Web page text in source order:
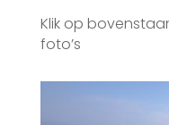
Klik op
foto’s